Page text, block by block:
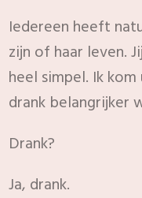
Iedereen heeft
zijn of haar leven.
heel simpel. Ik
drank belangrijker
Drank?
Ja, drank.